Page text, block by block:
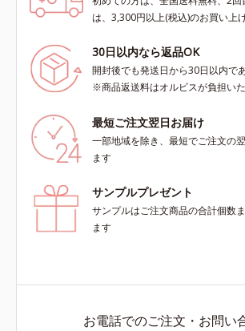
は、3,300円以上(税込)のお買い上
30日以内なら返品OK
開封後でも発送日から30日以内で
※商品返送料はオルビスが負担い
最短ご注文翌日お届け
一部地域を除き、最短でご注文の
ます
サンプルプレゼント
サンプルはご注文商品の合計個数
ます
お電話でのご注文・お問い